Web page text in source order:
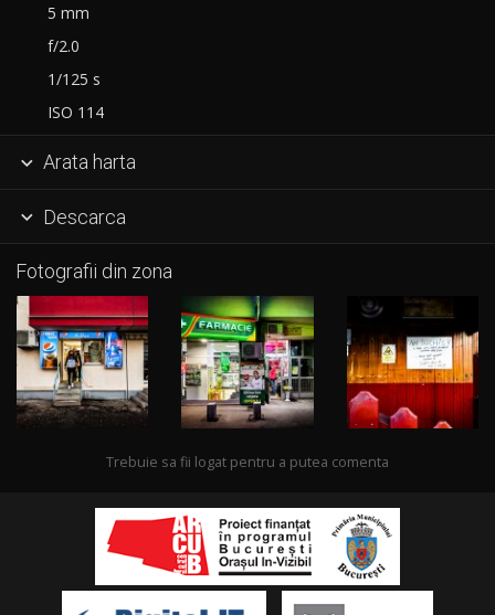
5 mm
f/2.0
1/125 s
ISO 114
 Arata harta
 Descarca
Fotografii din zona
Trebuie sa fii logat pentru a putea comenta